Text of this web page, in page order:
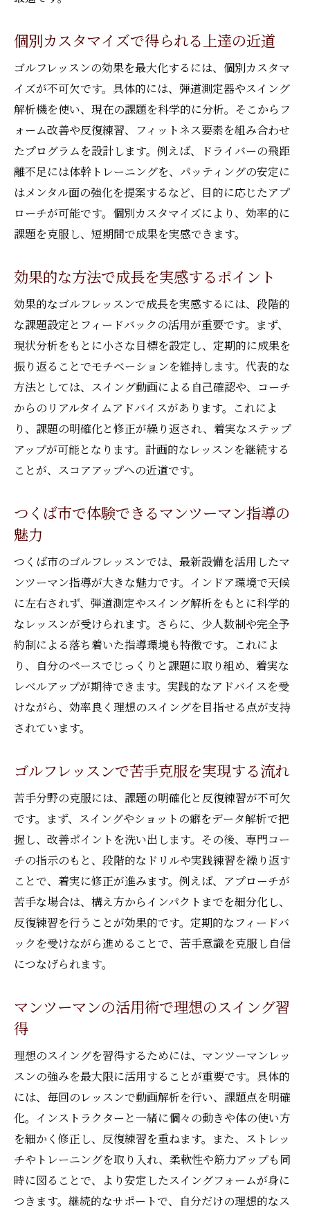
個別カスタマイズで得られる上達の近道
ゴルフレッスンの効果を最大化するには、個別カスタマ
イズが不可欠です。具体的には、弾道測定器やスイング
解析機を使い、現在の課題を科学的に分析。そこからフ
ォーム改善や反復練習、フィットネス要素を組み合わせ
たプログラムを設計します。例えば、ドライバーの飛距
離不足には体幹トレーニングを、パッティングの安定に
はメンタル面の強化を提案するなど、目的に応じたアプ
ローチが可能です。個別カスタマイズにより、効率的に
課題を克服し、短期間で成果を実感できます。
効果的な方法で成長を実感するポイント
効果的なゴルフレッスンで成長を実感するには、段階的
な課題設定とフィードバックの活用が重要です。まず、
現状分析をもとに小さな目標を設定し、定期的に成果を
振り返ることでモチベーションを維持します。代表的な
方法としては、スイング動画による自己確認や、コーチ
からのリアルタイムアドバイスがあります。これによ
り、課題の明確化と修正が繰り返され、着実なステップ
アップが可能となります。計画的なレッスンを継続する
ことが、スコアアップへの近道です。
つくば市で体験できるマンツーマン指導の
魅力
つくば市のゴルフレッスンでは、最新設備を活用したマ
ンツーマン指導が大きな魅力です。インドア環境で天候
に左右されず、弾道測定やスイング解析をもとに科学的
なレッスンが受けられます。さらに、少人数制や完全予
約制による落ち着いた指導環境も特徴です。これによ
り、自分のペースでじっくりと課題に取り組め、着実な
レベルアップが期待できます。実践的なアドバイスを受
けながら、効率良く理想のスイングを目指せる点が支持
されています。
ゴルフレッスンで苦手克服を実現する流れ
苦手分野の克服には、課題の明確化と反復練習が不可欠
です。まず、スイングやショットの癖をデータ解析で把
握し、改善ポイントを洗い出します。その後、専門コー
チの指示のもと、段階的なドリルや実践練習を繰り返す
ことで、着実に修正が進みます。例えば、アプローチが
苦手な場合は、構え方からインパクトまでを細分化し、
反復練習を行うことが効果的です。定期的なフィードバ
ックを受けながら進めることで、苦手意識を克服し自信
につなげられます。
マンツーマンの活用術で理想のスイング習
得
理想のスイングを習得するためには、マンツーマンレッ
スンの強みを最大限に活用することが重要です。具体的
には、毎回のレッスンで動画解析を行い、課題点を明確
化。インストラクターと一緒に個々の動きや体の使い方
を細かく修正し、反復練習を重ねます。また、ストレッ
チやトレーニングを取り入れ、柔軟性や筋力アップも同
時に図ることで、より安定したスイングフォームが身に
つきます。継続的なサポートで、自分だけの理想的なス